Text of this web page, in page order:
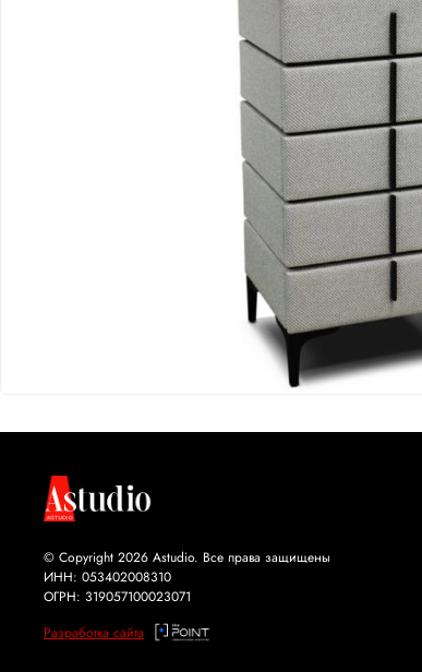
© Copyright 2026 Astudio. Все права защищены
ИНН: 053402008310
ОГРН: 319057100023071
Разработка сайта